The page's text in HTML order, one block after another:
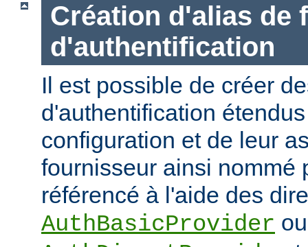
Création d'alias de
d'authentification
Il est possible de créer
d'authentification
configuration et de leur
fournisseur ainsi nommé
référencé à l'aide des
AuthBasicProvider ou